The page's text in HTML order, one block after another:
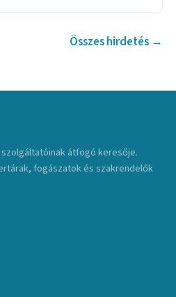
Összes hirdetés →
átfogó keresője.
fogászatok és szakrendelők